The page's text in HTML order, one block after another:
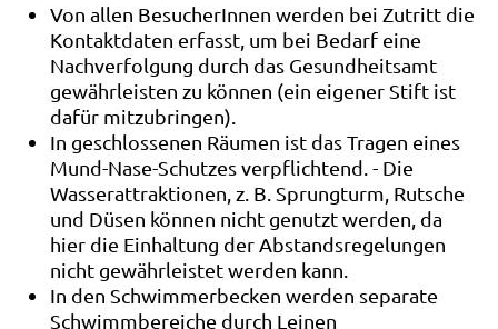
Von allen BesucherInnen werden bei Zutritt die
Kontaktdaten erfasst, um bei Bedarf eine
Nachverfolgung durch das Gesundheitsamt
gewährleisten zu können (ein eigener Stift ist
dafür mitzubringen).
In geschlossenen Räumen ist das Tragen eines
Mund-Nase-Schutzes verpflichtend. - Die
Wasserattraktionen, z. B. Sprungturm, Rutsche
und Düsen können nicht genutzt werden, da
hier die Einhaltung der Abstandsregelungen
nicht gewährleistet werden kann.
In den Schwimmerbecken werden separate
Schwimmbereiche durch Leinen